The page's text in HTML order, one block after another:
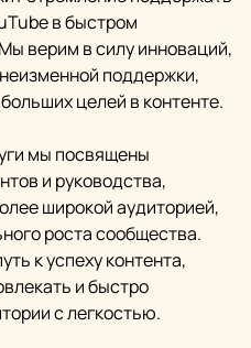
в быстром
верим в силу инноваций,
поддержки,
целей в контенте.
мы посвящены
и руководства,
широкой аудиторией,
роста сообщества.
к успеху контента,
и быстро
с легкостью.